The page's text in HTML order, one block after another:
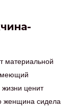
материальной
жизни ценит
женщина сидела